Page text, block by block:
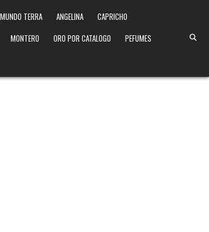
MUNDO TERRA ANGELINA
CAPRICHO
MONTERO ORO POR CATALOGO
PEFUMES